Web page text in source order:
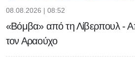
08.08.2026 | 08:52
«Βόμβα» από τη Λίβερπουλ -
τον Αραούχο